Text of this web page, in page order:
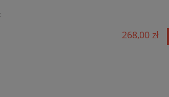
268,00 zł